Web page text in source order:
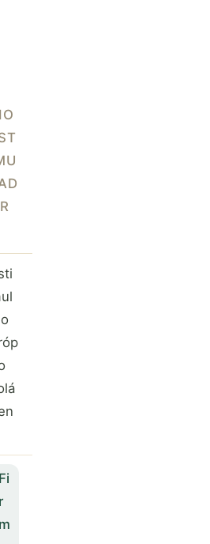
Fi
r
m